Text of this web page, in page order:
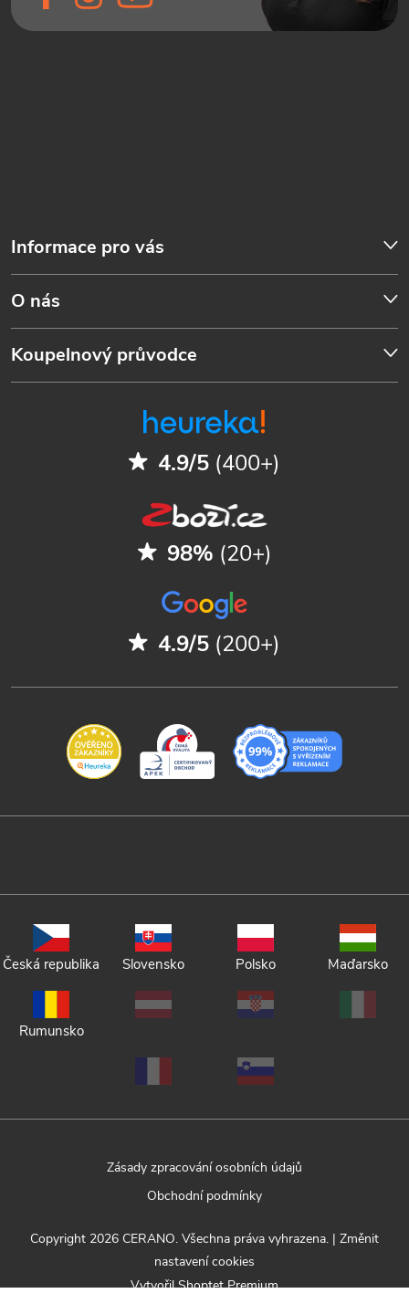
Informace pro vás
O nás
Koupelnový průvodce
4.9/5 (400+)
98% (20+)
4.9/5 (200+)
Česká republika Slovensko Polsko Maďarsko
Rumunsko
Zásady zpracování osobních údajů
Obchodní podmínky
Vytvořil Shoptet Premium
Copyright 2026 CERANO. Všechna práva vyhrazena. | Změnit
nastavení cookies